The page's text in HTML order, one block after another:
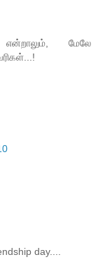
மேலே
day....